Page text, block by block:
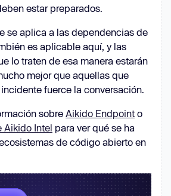
estar preparados.
se aplica a las dependencias de
es aplicable aquí, y las
lo traten de esa manera estarán
mejor que aquellas que
fuerce la conversación.
sobre Aikido Endpoint o
Aikido Intel para ver qué se ha
de código abierto en